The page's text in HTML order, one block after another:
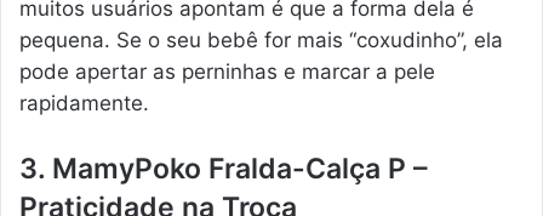
muitos usuários apontam é que a forma dela é
pequena. Se o seu bebê for mais “coxudinho”, ela
pode apertar as perninhas e marcar a pele
rapidamente.
3. MamyPoko Fralda-Calça P –
Praticidade na Troca